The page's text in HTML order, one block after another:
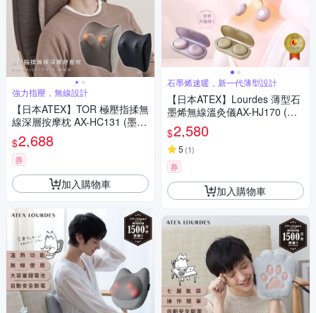
強力指壓，無線設計
【日本ATEX】TOR 極壓指揉無
線深層按摩枕 AX-HC131 (墨煙
灰/摩卡米)
$2,688
券
加入購物車
石墨烯速暖，新一代薄型設計
【日本ATEX】Lourdes 薄型石
墨烯無線溫灸儀AX-HJ170 (櫻
花粉/香檳金)
$2,580
5 (1)
券
加入購物車